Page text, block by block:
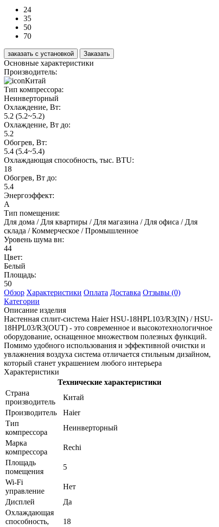
24
35
50
70
заказать с установкой Заказать
Основные характеристики
Производитель:
Китай
Тип компрессора:
Неинверторный
Охлаждение, Вт:
5.2 (5.2~5.2)
Охлаждение, Вт до:
5.2
Обогрев, Вт:
5.4 (5.4~5.4)
Охлаждающая способность, тыс. BTU:
18
Обогрев, Вт до:
5.4
Энергоэффект:
А
Тип помещения:
Для дома / Для квартиры / Для магазина / Для офиса / Для
склада / Коммерческое / Промышленное
Уровень шума вн:
44
Цвет:
Белый
Площадь:
50
Обзор Характеристики Оплата Доставка Отзывы (0)
Категории
Описание изделия
Настенная сплит-система Haier HSU-18HPL103/R3(IN) / HSU-
18HPL03/R3(OUT) - это современное и высокотехнологичное
оборудование, оснащенное множеством полезных функций.
Помимо удобного использования и эффективной очистки и
увлажнения воздуха система отличается стильным дизайном,
который станет украшением любого интерьера
Характеристики
Технические характеристики
Страна
производитель
Китай
Производитель
Haier
Тип
компрессора
Неинверторный
Марка
компрессора
Rechi
Площадь
помещения
5
Wi-Fi
управление
Нет
Дисплей
Да
Охлаждающая
способность,
18